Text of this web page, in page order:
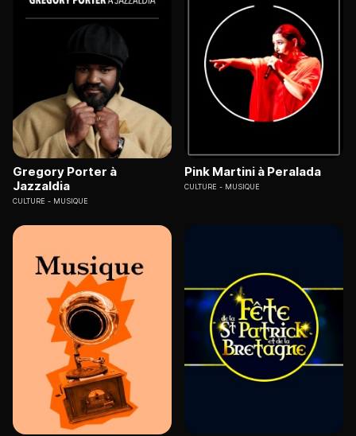
Gregory Porter à
Jazzaldia
CULTURE MUSIQUE
Pink Martini à Peralada
CULTURE MUSIQUE